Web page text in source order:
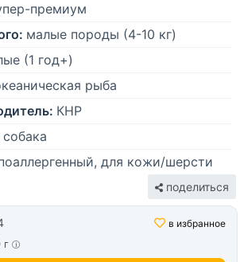
премиум
малые породы (4-10 кг)
(1 год+)
рыба
КНР
собака
для кожи/шерсти
поделиться
в избранное
г